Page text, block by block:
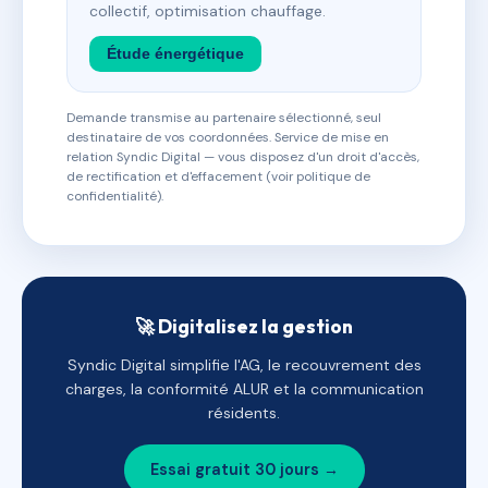
collectif, optimisation chauffage.
Étude énergétique
Demande transmise au partenaire sélectionné, seul
destinataire de vos coordonnées. Service de mise en
relation Syndic Digital — vous disposez d'un droit d'accès,
de rectification et d'effacement (voir politique de
confidentialité).
🚀 Digitalisez la gestion
Syndic Digital simplifie l'AG, le recouvrement des
charges, la conformité ALUR et la communication
résidents.
Essai gratuit 30 jours →